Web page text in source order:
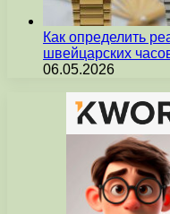
Как определить
швейцарских
06.05.2026